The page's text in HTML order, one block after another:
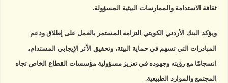
ثقافة الاستدامة والممارسات البيئية المسؤولة.
ويؤكد البنك الأردني الكويتي التزامه المستمر بالعمل على إطلاق ودعم
المبادرات التي تسهم في حماية البيئة، وتحقيق الأثر الإيجابي المستدام،
انسجامًا مع رؤيته وجهوده في تعزيز مسؤولية مؤسسات القطاع الخاص تجاه
المجتمع والموارد الطبيعية.